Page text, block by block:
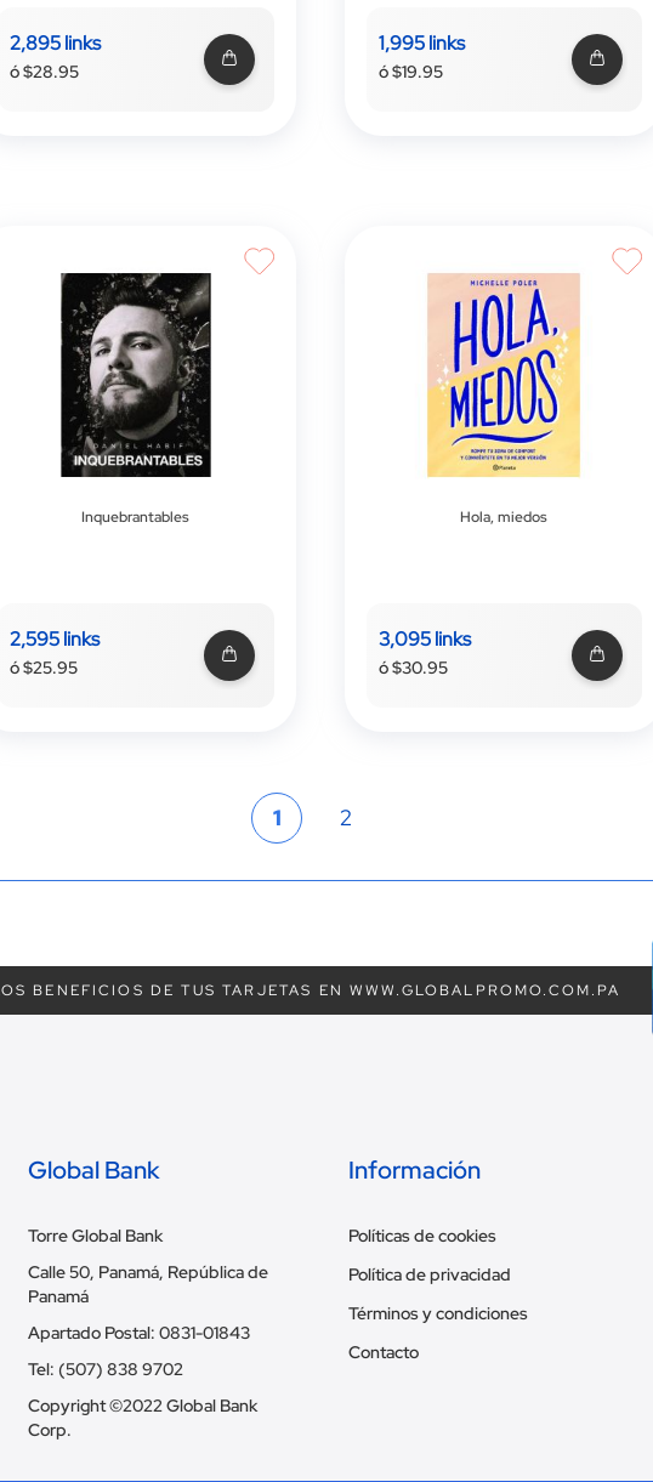
2,895 links
ó $28.95
1,995 links
ó $19.95
Inquebrantables
2,595 links
ó $25.95
Hola, miedos
3,095 links
ó $30.95
Página
Actualmente estás leyendo la página
1 Página
2
BENEFICIOS DE TUS TARJETAS EN WWW.GLOBALPROMO.COM.PA
Global Bank
Torre Global Bank
Calle 50, Panamá, República de
Panamá
Apartado Postal: 0831-01843
Tel: (507) 838 9702
Copyright ©2022 Global Bank
Corp.
Información
Políticas de cookies
Política de privacidad
Términos y condiciones
Contacto